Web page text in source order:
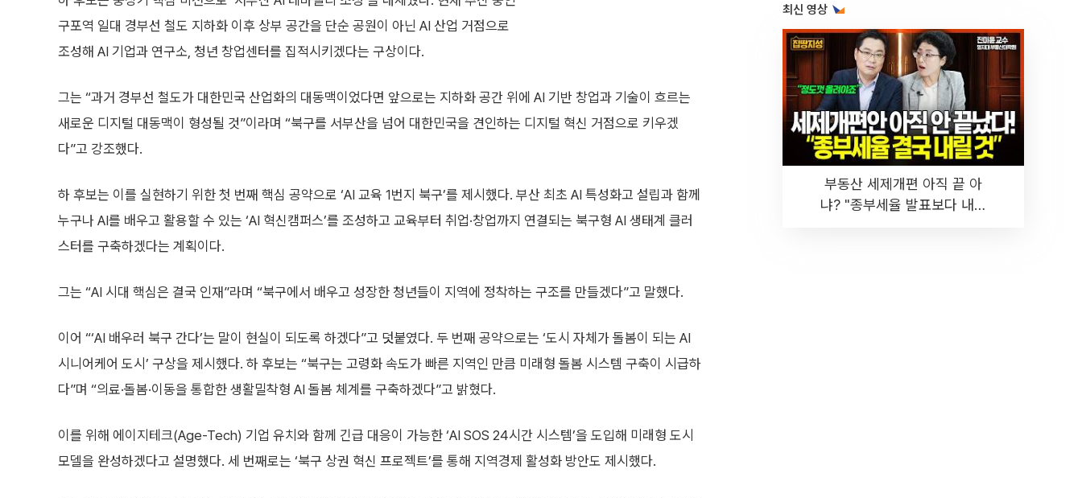
구포역 일대 경부선 철도 지하화 이후 상부 공간을 단순 공원이 아닌 AI 산업 거점으로
조성해 AI 기업과 연구소, 청년 창업센터를 집적시키겠다는 구상이다.
그는 “과거 경부선 철도가 대한민국 산업화의 대동맥이었다면 앞으로는 지하화 공간 위에 AI 기반 창업과 기술이 흐르는
새로운 디지털 대동맥이 형성될 것”이라며 “북구를 서부산을 넘어 대한민국을 견인하는 디지털 혁신 거점으로 키우겠
다”고 강조했다.
하 후보는 이를 실현하기 위한 첫 번째 핵심 공약으로 ‘AI 교육 1번지 북구’를 제시했다. 부산 최초 AI 특성화고 설립과 함께
누구나 AI를 배우고 활용할 수 있는 ‘AI 혁신캠퍼스’를 조성하고 교육부터 취업·창업까지 연결되는 북구형 AI 생태계 클러
스터를 구축하겠다는 계획이다.
그는 “AI 시대 핵심은 결국 인재”라며 “북구에서 배우고 성장한 청년들이 지역에 정착하는 구조를 만들겠다”고 말했다.
이어 “‘AI 배우러 북구 간다’는 말이 현실이 되도록 하겠다”고 덧붙였다. 두 번째 공약으로는 ‘도시 자체가 돌봄이 되는 AI
시니어케어 도시’ 구상을 제시했다. 하 후보는 “북구는 고령화 속도가 빠른 지역인 만큼 미래형 돌봄 시스템 구축이 시급하
다”며 “의료·돌봄·이동을 통합한 생활밀착형 AI 돌봄 체계를 구축하겠다”고 밝혔다.
이를 위해 에이지테크(Age-Tech) 기업 유치와 함께 긴급 대응이 가능한 ‘AI SOS 24시간 시스템’을 도입해 미래형 도시
모델을 완성하겠다고 설명했다. 세 번째로는 ‘북구 상권 혁신 프로젝트’를 통해 지역경제 활성화 방안도 제시했다.
최신 영상
부동산 세제개편 아직 끝 아
냐? "종부세율 발표보다 내릴